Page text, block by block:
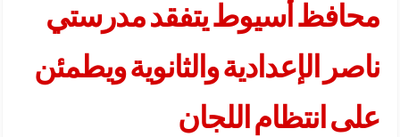
محافظ أسيوط يتفقد مدرستي
ناصر الإعدادية والثانوية ويطمئن
على انتظام اللجان